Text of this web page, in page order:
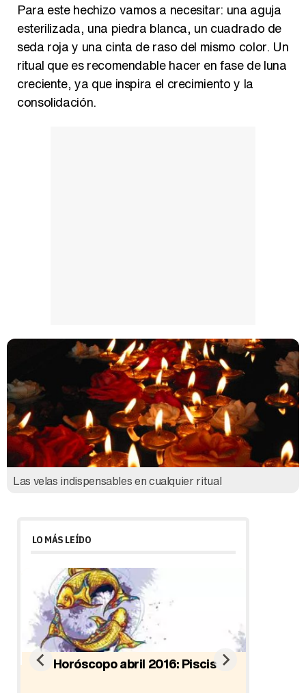
Para este hechizo vamos a necesitar: una aguja
esterilizada, una piedra blanca, un cuadrado de
seda roja y una cinta de raso del mismo color. Un
ritual que es recomendable hacer en fase de luna
creciente, ya que inspira el crecimiento y la
consolidación.
Las velas indispensables en cualquier ritual
LO MÁS LEÍDO
Horóscopo abril 2016: Piscis